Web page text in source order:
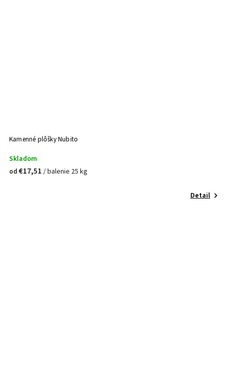
Kamenné plôšky Nubito
Skladom
od €17,51 / balenie 25 kg
Detail